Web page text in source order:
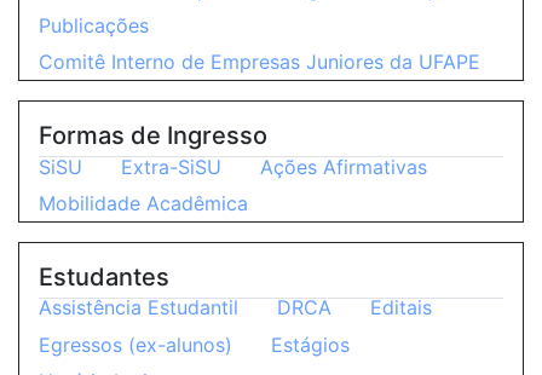
Publicações
Comitê Interno de Empresas Juniores da UFAPE
Formas de Ingresso
SiSU Extra-SiSU
Ações Afirmativas
Mobilidade Acadêmica
Estudantes
Assistência Estudantil DRCA
Editais
Egressos (ex-alunos)
Estágios